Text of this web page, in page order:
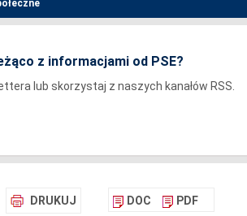
z informacjami od PSE?
lub skorzystaj z naszych kanałów RSS.
DRUKUJ DOC PDF